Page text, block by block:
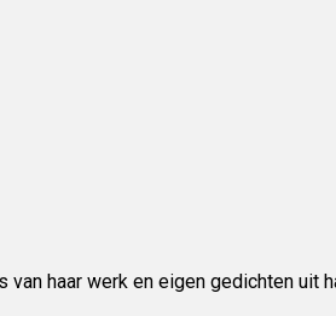
haar werk en eigen gedichten uit